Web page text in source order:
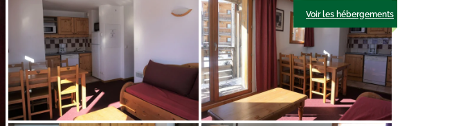
Voir les hébergements